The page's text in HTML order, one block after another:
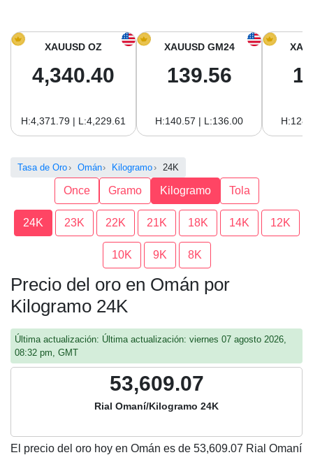
Precio del Oro hoy en América del sur
XAUUSD OZ
4,340.40
H:4,371.79 | L:4,229.61
XAUUSD GM24
139.56
H:140.57 | L:136.00
Tasa de Oro Omán Kilogramo 24K
Once Gramo Kilogramo Tola
24K 23K 22K 21K 18K 14K 12K
10K 9K 8K
Precio del oro en Omán por
Kilogramo 24K
Última actualización: Última actualización: viernes 07 agosto 2026,
08:32 pm, GMT
53,609.07
Rial Omaní/Kilogramo 24K
El precio del oro hoy en Omán es de 53,609.07 Rial Omaní